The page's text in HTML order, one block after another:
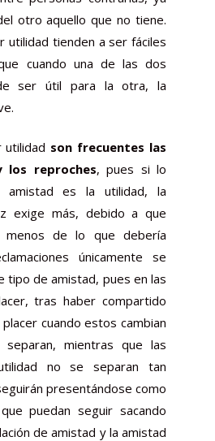
otro aquello que no tiene.
utilidad tienden a ser fáciles
cuando una de las dos
ser útil para la otra, la
utilidad son frecuentes las
los reproches, pues si lo
amistad es la utilidad, la
exige más, debido a que
de lo que debería
únicamente se
tipo de amistad, pues en las
tras haber compartido
cuando estos cambian
mientras que las
no se separan tan
presentándose como
puedan seguir sacando
de amistad y la amistad